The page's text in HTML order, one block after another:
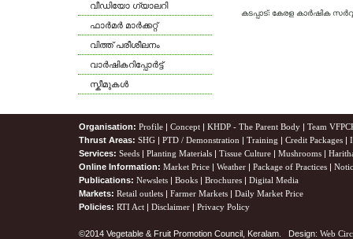
വീഡിയോ ഗ്യാലറി
ഫാര്‍മര്‍ മാര്‍ക്കറ്റ്
വിത്ത് പരീശീലനം
വാര്‍ഷികറിപ്പോര്‍ട്ട്
സ്കീമുകള്‍
കടപ്പാട്: കേരള കാര്‍ഷിക
Organisation: Profile | Concept | KHDP - The Parent Body | Team
Thrust Areas: SHG | PTD / Demonstration | Training | Credit Packages |
Services: Seeds | Planting Materials | Tissue Culture | Mushrooms |
Online Information: Market Price | Weather | Package of Practices |
Publications: Newslets | Books | Brochures | Digital Media
Markets: Retail outlets | Farmer Markets | Daily Market Price
Policies: RTI Act | Disclaimer | Privacy Policy
©2014 Vegetable & Fruit Promotion Council, Keralam. Design: Web